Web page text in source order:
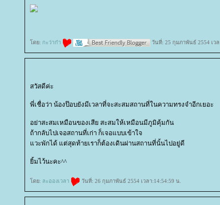
ดย: กะว่าก๋า วันที่: 25 กุมภาพันธ์ 2554 เว
สวัสดีค่ะ
พี่เชื่อว่า น้องป๊อบยังมีเวลาที่จะสะสมสถานที่ในความทรงจำอีกเยอะ
อย่าสะสมเหมือนของเสีย สะสมให้เหมือนมีภูมิคุ้มกัน
ถ้ากลับไปเจอสถานที่เก่า ก็เจอแบบเข้าใจ
วะพักได้ แต่สุดท้ายเราก็ต้องเดินผ่านสถานที่นั้นไปอยู่ดี
ิ้มไว้นะคะ^^
ดย: ละอองเวลา วันที่: 26 กุมภาพันธ์ 2554 เวลา:14:54:59 น.